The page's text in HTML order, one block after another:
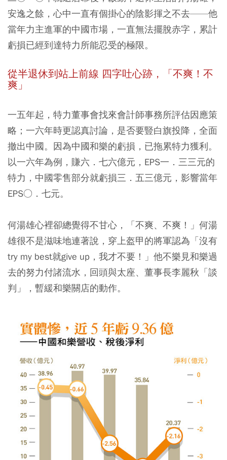
安逸之餘，心中一直有個掛心的陰影揮之不去——他
當年力主進軍的中國市場，一直無法擺脫赤字，累計
虧損已經到達特力所能忍受的極限。
從半退休到站上前線 四字吐心跡，「不爽！不
爽」
一五年起，特力董事會找來會計師事務所評估因應策
略；一六年時更認真討論，是否要豎白旗投降，全面
撤出中國。因為中國和樂的虧損，已拖累特力獲利。
以一六年為例，賺六．七六億元，EPS一．三三元的
特力，中國零售部分就虧損三．五三億元，影響當年
EPS○．七元。
何湯雄心裡卻總覺得不甘心，「不爽、不爽！」何湯
雄很不是滋味地連著說，穿上盔甲的將軍認為「沒有
try my best就give up，我才不要！」他不樂見和樂過
去的努力付諸流水，回頭與太座、董事長李麗秋「談
判」，暫緩和樂關店的動作。